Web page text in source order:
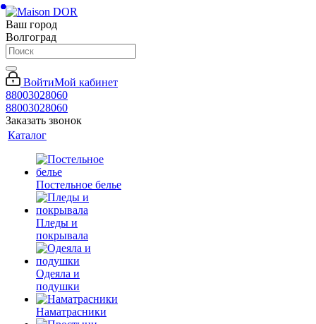
Ваш город
Волгоград
ВойтиМой кабинет
88003028060
88003028060
Заказать звонок
Каталог
Постельное белье
Пледы и
покрывала
Одеяла и
подушки
Наматрасники